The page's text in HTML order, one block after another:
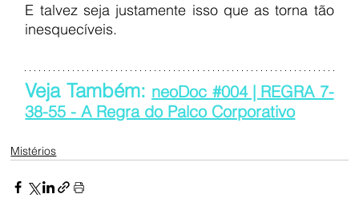
E talvez seja justamente isso que as torna tão
inesquecíveis.
Veja Também: neoDoc #004 | REGRA 7-
38-55 - A Regra do Palco Corporativo
Mistérios